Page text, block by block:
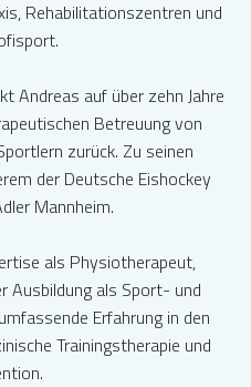
Rehabilitationszentren und
Andreas auf über zehn Jahre
Betreuung von
zurück. Zu seinen
der Deutsche Eishockey
Mannheim.
als Physiotherapeut,
Ausbildung als Sport- und
Erfahrung in den
Trainingstherapie und